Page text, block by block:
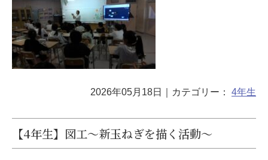
2026年05月18日 ｜カテゴリー： 4年生
【4年生】図工～新玉ねぎを描く活動～